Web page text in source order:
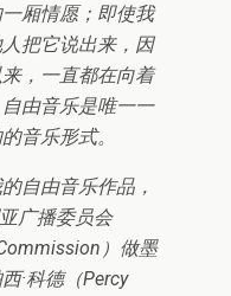
厢情愿；即使我
把它说出来，因
，一直都在向着
由音乐是唯一一
音乐形式。
自由音乐作品，
广播委员会
）做墨
·科德（Percy